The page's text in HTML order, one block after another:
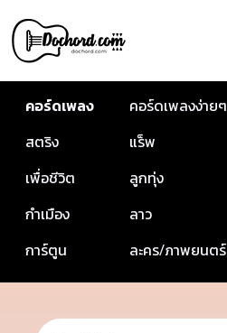
คอร์ดเพลง คอร์ดเพลงง่ายๆ
สตริง
แร็พ
เพื่อชีวิต
ลูกทุ่ง
กำเมือง
ลาว
การ์ตูน
ละคร/ภาพยนตร์